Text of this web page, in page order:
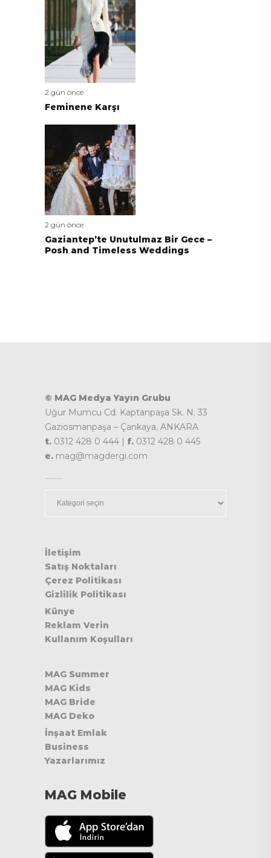
2 gün önce
Feminene Karşı
2 gün önce
Gaziantep’te Unutulmaz Bir Gece –
Posh and Timeless Weddings
© MAG Medya Yayın Grubu
Uğur Mumcu Cd. Kaptanpaşa Sk. N. 33
Gaziosmanpaşa – Çankaya, ANKARA
t. 0312 428 0 444 | f. 0312 428 0 445
e. mag@magdergi.com
İletişim
Satış Noktaları
Çerez Politikası
Gizlilik Politikası
Künye
Reklam Verin
Kullanım Koşulları
MAG Summer
MAG Kids
MAG Bride
MAG Deko
İnşaat Emlak
Business
Yazarlarımız
MAG Mobile